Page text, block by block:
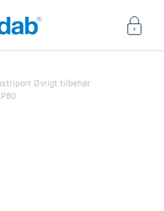
Øvrigt tilbehør